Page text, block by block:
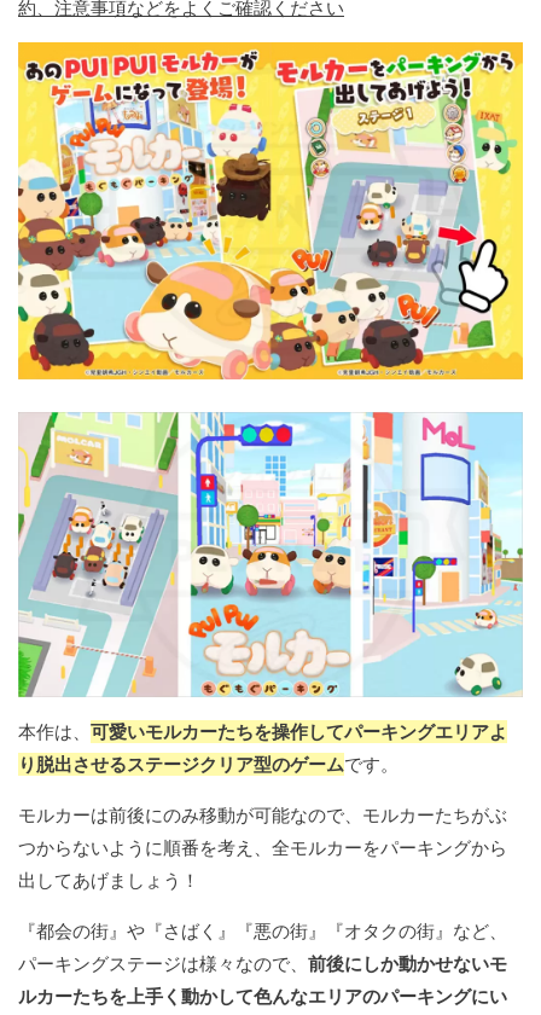
約、注意事項などをよくご確認ください
本作は、 可愛いモルカーたちを操作してパーキングエリアよ
り脱出させるステージクリア型のゲームです。
モルカーは前後にのみ移動が可能なので、モルカーたちがぶ
つからないように順番を考え、全モルカーをパーキングから
出してあげましょう！
『都会の街』や『さばく』『悪の街』『オタクの街』など、
パーキングステージは様々なので、 前後にしか動かせないモ
ルカーたちを上手く動かして色んなエリアのパーキングにい